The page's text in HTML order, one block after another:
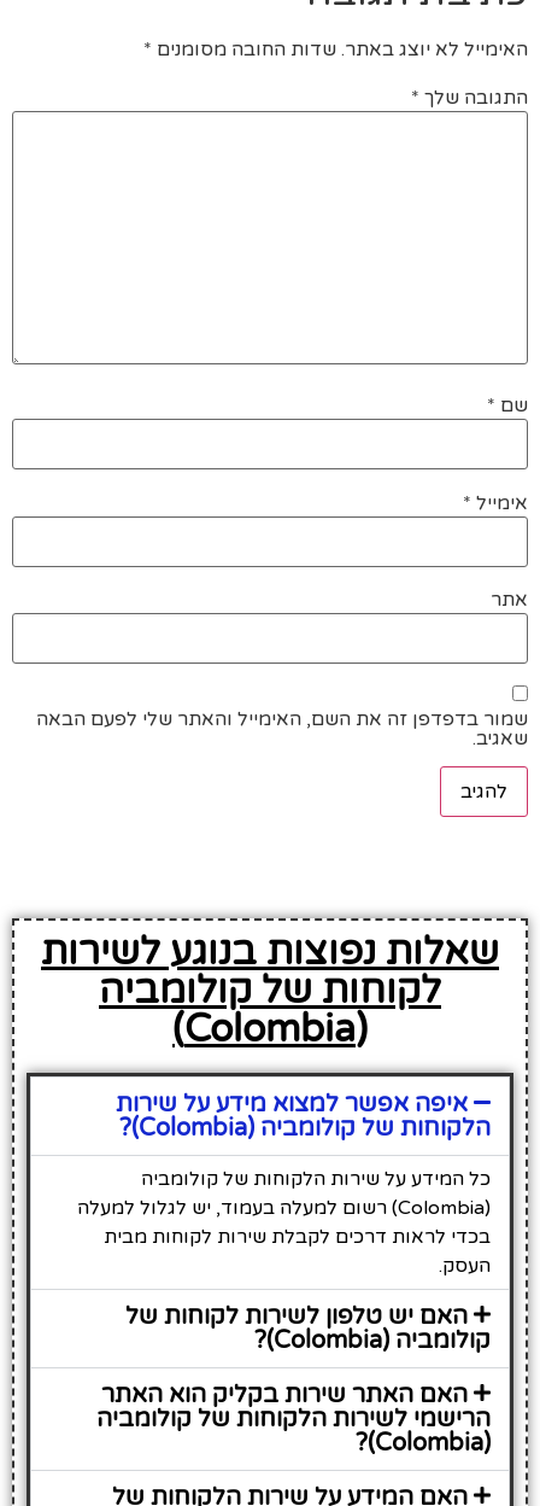
האימייל לא יוצג באתר. שדות החובה מסומנים *
התגובה שלך *
שם *
אימייל *
אתר
שמור בדפדפן זה את השם, האימייל והאתר שלי לפעם הבאה
שאגיב.
שאלות נפוצות בנוגע לשירות
לקוחות של קולומביה
(Colombia)
איפה אפשר למצוא מידע על שירות
הלקוחות של קולומביה (Colombia)?
כל המידע על שירות הלקוחות של קולומביה
(Colombia) רשום למעלה בעמוד, יש לגלול למעלה
בכדי לראות דרכים לקבלת שירות לקוחות מבית
העסק.
האם יש טלפון לשירות לקוחות של
קולומביה (Colombia)?
האם האתר שירות בקליק הוא האתר
הרישמי לשירות הלקוחות של קולומביה
(Colombia)?
האם המידע על שירות הלקוחות של